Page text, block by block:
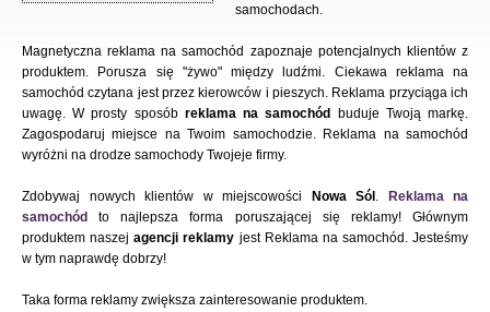
samochodach.
Magnetyczna reklama na samochód zapoznaje potencjalnych klientów z
produktem. Porusza się "żywo" między ludźmi. Ciekawa reklama na
samochód czytana jest przez kierowców i pieszych. Reklama przyciąga ich
uwagę. W prosty sposób reklama na samochód
buduje Twoją markę.
Zagospodaruj miejsce na Twoim samochodzie. Reklama na samochód
wyróżni na drodze samochody Twojeje firmy.
Zdobywaj nowych klientów w miejscowości Nowa Sól .
Reklama na
samochód
to najlepsza forma poruszającej się reklamy! Głównym
produktem naszejagencji reklamy jest Reklama na samochód. Jesteśmy
w tym naprawdę dobrzy!
Taka forma reklamy zwiększa zainteresowanie produktem.